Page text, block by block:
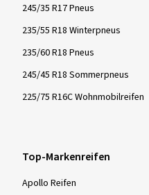
245/35 R17 Pneus
235/55 R18 Winterpneus
235/60 R18 Pneus
245/45 R18 Sommerpneus
225/75 R16C Wohnmobilreifen
Top-Markenreifen
Apollo Reifen